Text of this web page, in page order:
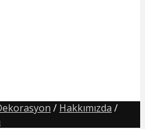
/ Hakkımızda /